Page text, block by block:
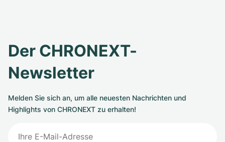
Der CHRONEXT-
Newsletter
Melden Sie sich an, um alle neuesten Nachrichten und
Highlights von CHRONEXT zu erhalten!